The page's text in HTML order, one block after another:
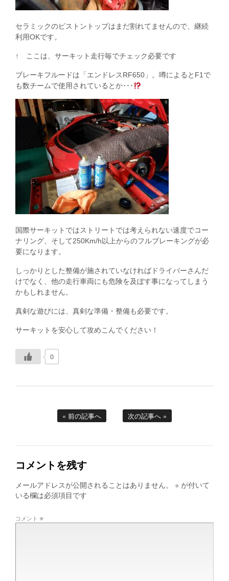
セラミックのピストントップはまだ割れてませんので、継続
利用OKです。
↑ ここは、サーキット走行毎でチェック必要です
ブレーキフルードは「エンドレスRF650」。噂によるとF1で
も数チームで使用されているとか･･･
国際サーキットではストリートでは考えられない速度でコー
ナリング、そして250Km/h以上からのフルブレーキングが必
要になります。
しっかりとした整備が施されていなければドライバーさんだ
けでなく、他の走行車両にも危険を及ぼす事になってしまう
かもしれません。
真剣な遊びには、真剣な準備・整備も必要です。
サーキットを安心して攻めこんでください！
0
« 前の記事へ 次の記事へ »
コメントを残す
メールアドレスが公開されることはありません。 ※ が付いて
いる欄は必須項目です
コメント ※